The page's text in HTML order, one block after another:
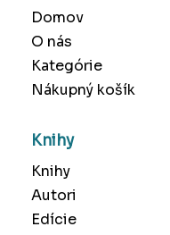
Domov
O nás
Kategórie
Nákupný košík
Knihy
Knihy
Autori
Edície